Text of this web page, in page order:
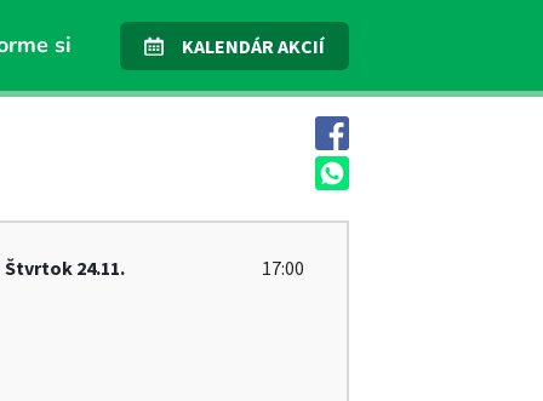
si KALENDÁR AKCIÍ
Štvrtok24.11. 17:00